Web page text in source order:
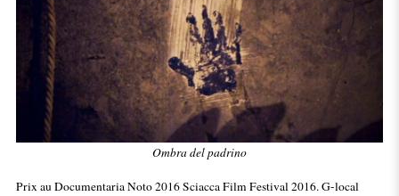
Ombra del padrino
Prix au Documentaria Noto 2016 Sciacca Film Festival 2016. G-local